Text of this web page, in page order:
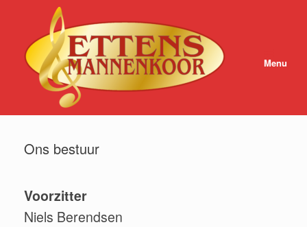
Menu
Ons bestuur
Voorzitter
Niels Berendsen